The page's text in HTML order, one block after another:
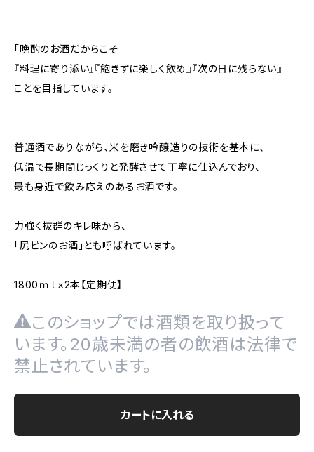
「晩酌のお酒だからこそ
『料理に寄り添い』『飽きずに楽しく飲め』『次の日に残らない』
ことを目指しています。
普通酒でありながら、米を磨き吟醸造りの技術を基本に、
低温で長期間じっくりと発酵させて丁寧に仕込んでおり、
最も身近で飲み応えのあるお酒です。
力強く抜群のキレ味から、
「尻ピンのお酒」とも呼ばれています。
1800ｍｌ×2本【定期便】
このショップでは酒類を取り扱って
います。20歳未満の者の飲酒は法律で
禁止されています。
カートに入れる